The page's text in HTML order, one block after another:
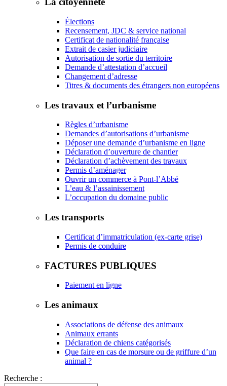
Élections
Recensement, JDC & service national
Certificat de nationalité française
Extrait de casier judiciaire
Autorisation de sortie du territoire
Demande d’attestation d’accueil
Changement d’adresse
Titres & documents des étrangers non européens
Les travaux et l’urbanisme
Règles d’urbanisme
Demandes d’autorisations d’urbanisme
Déposer une demande d’urbanisme en ligne
Déclaration d’ouverture de chantier
Déclaration d’achèvement des travaux
Permis d’aménager
Ouvrir un commerce à Pont-l’Abbé
L’eau & l’assainissement
L’occupation du domaine public
Les transports
Certificat d’immatriculation (ex-carte grise)
Permis de conduire
FACTURES PUBLIQUES
Paiement en ligne
Les animaux
Associations de défense des animaux
Animaux errants
Déclaration de chiens catégorisés
Que faire en cas de morsure ou de griffure d’un
animal ?
Recherche :